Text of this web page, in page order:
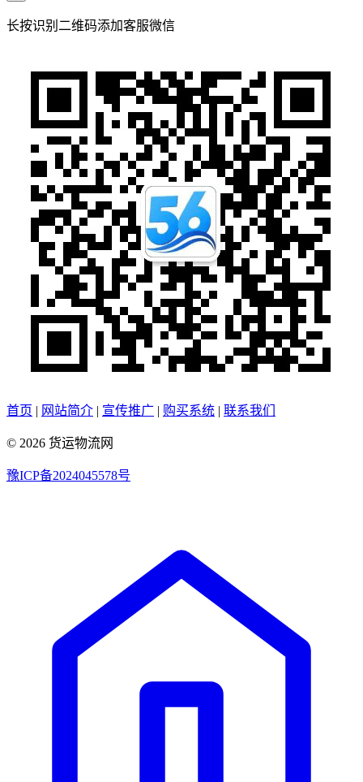
长按识别二维码添加客服微信
首页 | 网站简介 | 宣传推广 | 购买系统 | 联系我们
© 2026 货运物流网
豫ICP备2024045578号